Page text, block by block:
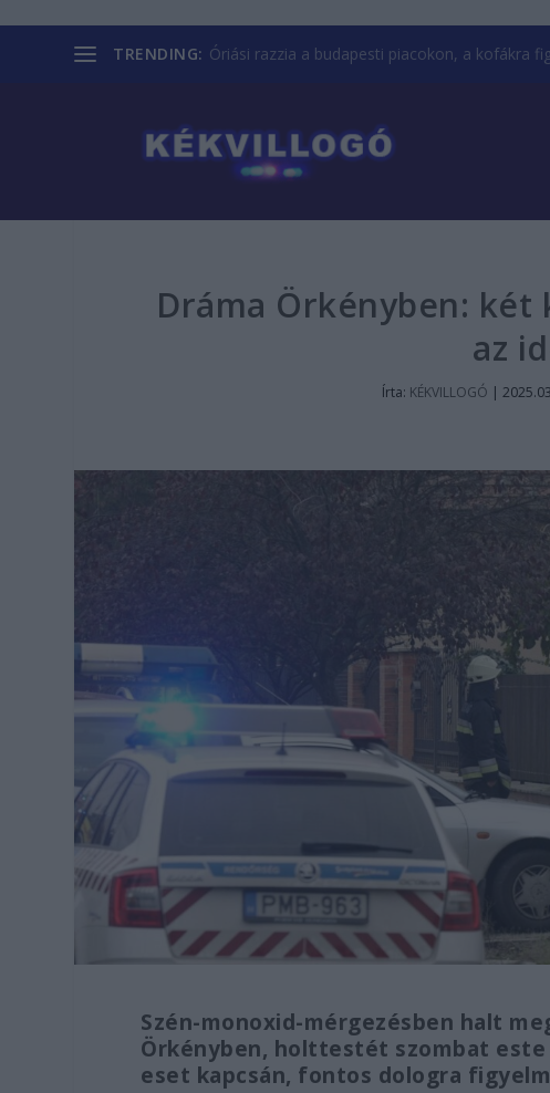
TRENDING: Óriási razzia a budapesti piacokon, a kofákra
Dráma Örkényben:
az
Írta: KÉKVILLOGÓ |
Szén-monoxid-mérgezésben halt
Örkényben, holttestét szombat
eset kapcsán, fontos dologra